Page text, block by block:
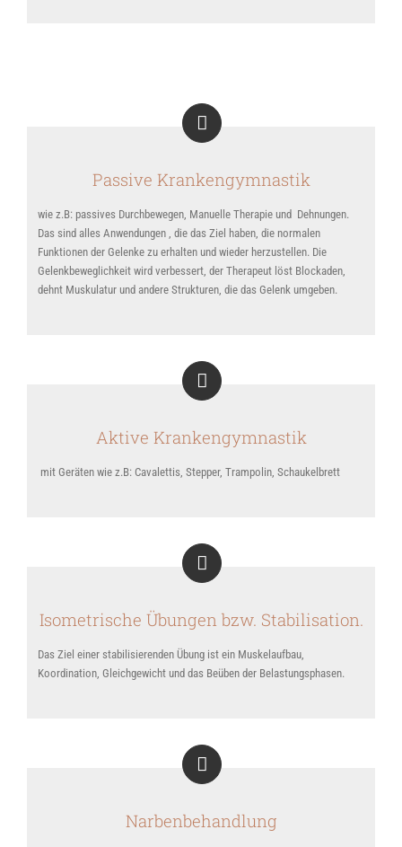
Passive Krankengymnastik
wie z.B: passives Durchbewegen, Manuelle Therapie und Dehnungen.
Das sind alles Anwendungen , die das Ziel haben, die normalen
Funktionen der Gelenke zu erhalten und wieder herzustellen. Die
Gelenkbeweglichkeit wird verbessert, der Therapeut löst Blockaden,
dehnt Muskulatur und andere Strukturen, die das Gelenk umgeben.
Aktive Krankengymnastik
mit Geräten wie z.B: Cavalettis, Stepper, Trampolin, Schaukelbrett
Isometrische Übungen bzw. Stabilisation.
Das Ziel einer stabilisierenden Übung ist ein Muskelaufbau,
Koordination, Gleichgewicht und das Beüben der Belastungsphasen.
Narbenbehandlung